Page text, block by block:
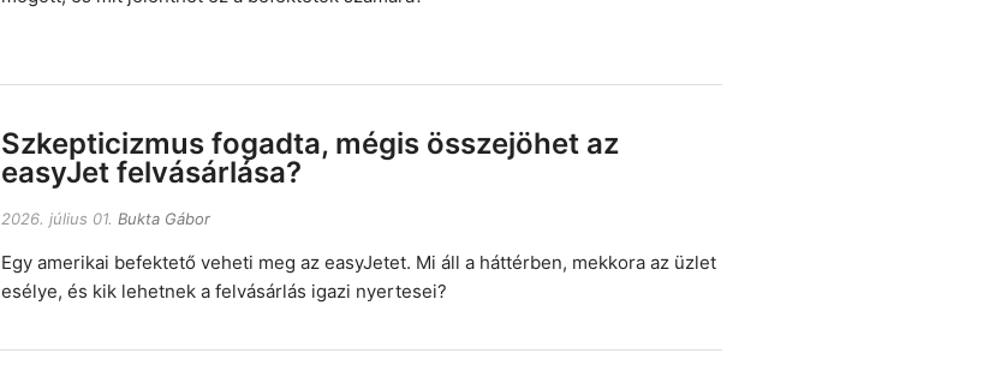
Szkepticizmus fogadta, mégis összejöhet az
easyJet felvásárlása?
2026. július 01. Bukta Gábor
Egy amerikai befektető veheti meg az easyJetet. Mi áll a háttérben, mekkora az üzlet
esélye, és kik lehetnek a felvásárlás igazi nyertesei?